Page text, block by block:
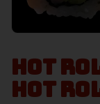
Hot
Hot